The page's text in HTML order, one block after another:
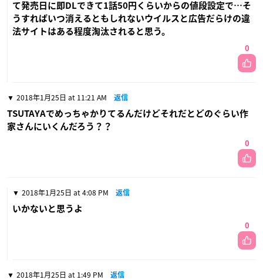
て発売日に即DLできて1話50円くらいからの値段設定で…そ
うすればいつ消えるともしれないウイルスと広告だらけの違
法サイトはある程度淘汰されると思う。
0
2018年1月25日 at 11:21 AM 返信
TSUTAYAでめっちゃかりてるんだけどそれだとどのぐらい作
家さんにいくんだろう？？
0
2018年1月25日 at 4:08 PM 返信
いかないと思うよ
0
2018年1月25日 at 1:49 PM 返信